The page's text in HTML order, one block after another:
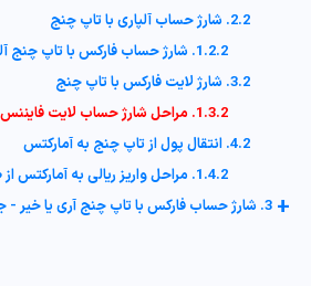
2.2. شارژ حساب آلپاری با تاپ چنج
1.2.2. شارژ حساب فارکس با تاپ چنج آلپاری:
3.2. شارژ لایت فارکس با تاپ چنج
1.3.2. مراحل شارژ حساب لایت فایننس با tcpay:
4.2. انتقال پول از تاپ چنج به آمارکتس
1.4.2. مراحل واریز ریالی به آمارکتس از طریق tcpay:
3. شارژ حساب فارکس با تاپ چنج آری یا خیر - جمع بندی و نظر کارشناس +